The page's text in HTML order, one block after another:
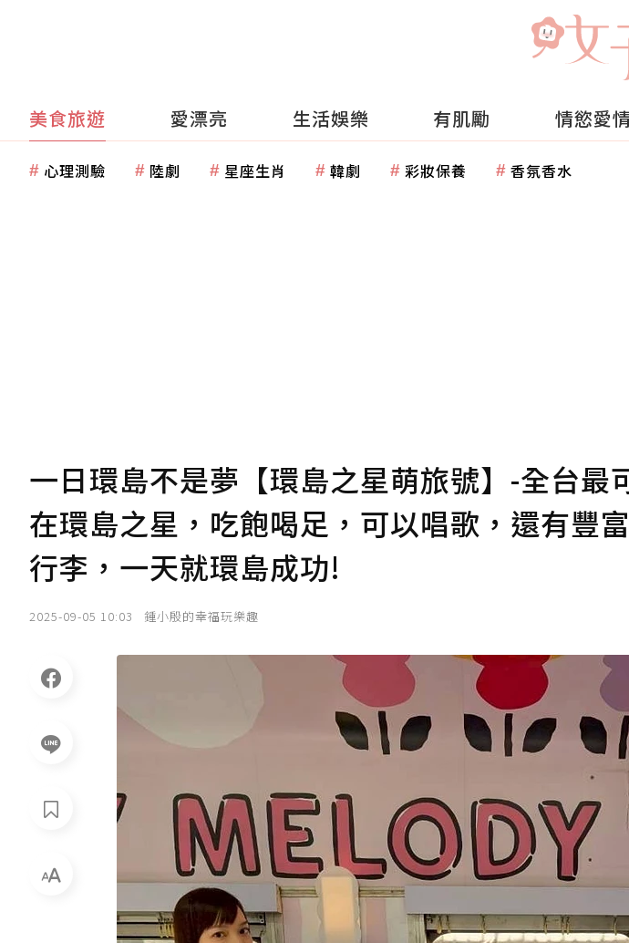
美食旅遊 愛漂亮 生活娛樂 有肌勵 情慾愛
心理測驗 陸劇 星座生肖 韓劇 彩妝保養 香氛香水
一日環島不是夢【環島之星萌旅號】-全台最
在環島之星，吃飽喝足，可以唱歌，還有豐
行李，一天就環島成功!
2025-09-05 10:03 鍾小殷的幸福玩樂趣